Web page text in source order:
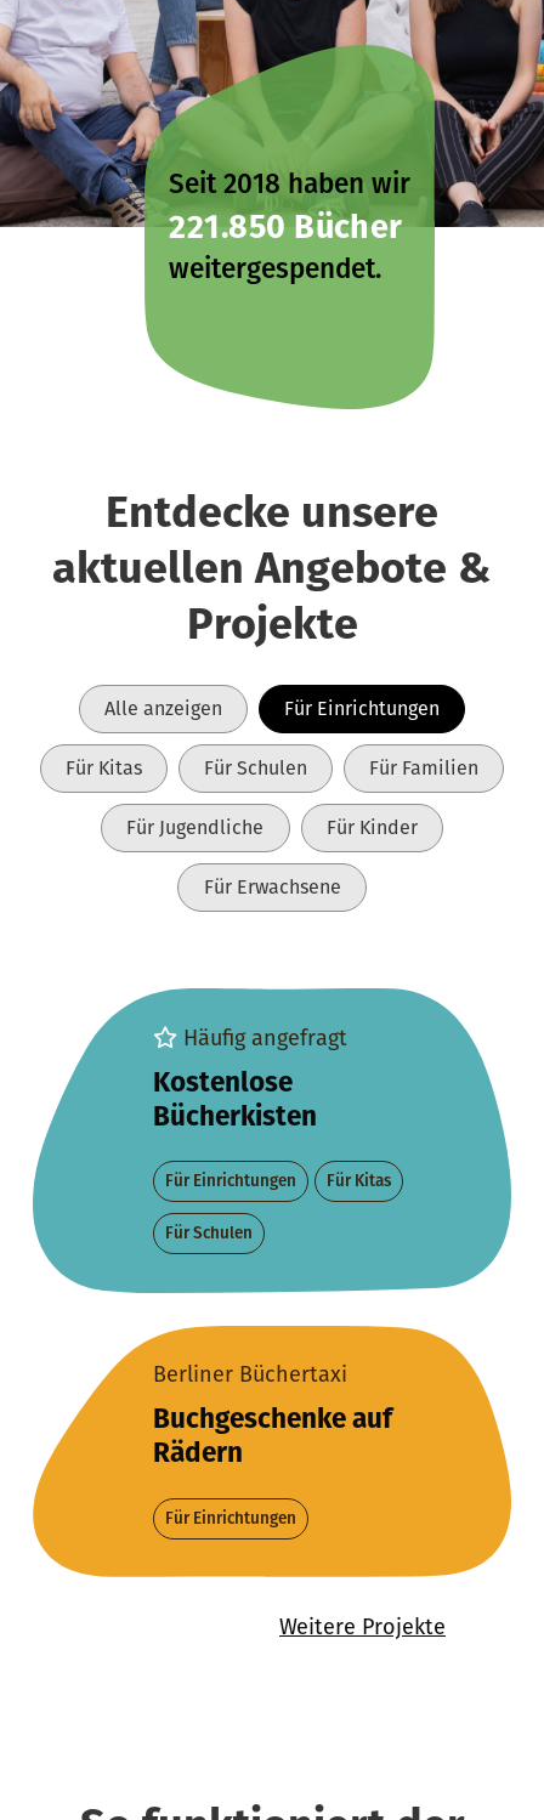
Seit 2018 haben wir
221.850 Bücher
weitergespendet.
Entdecke unsere
aktuellen Angebote &
Projekte
Alle anzeigen Für Einrichtungen
Für Kitas Für Schulen Für Familien
Für Jugendliche Für Kinder
Für Erwachsene
Häufig angefragt
Kostenlose
Bücherkisten
Für Einrichtungen Für Kitas
Für Schulen
Berliner Büchertaxi
Buchgeschenke auf
Rädern
Für Einrichtungen
Weitere Projekte